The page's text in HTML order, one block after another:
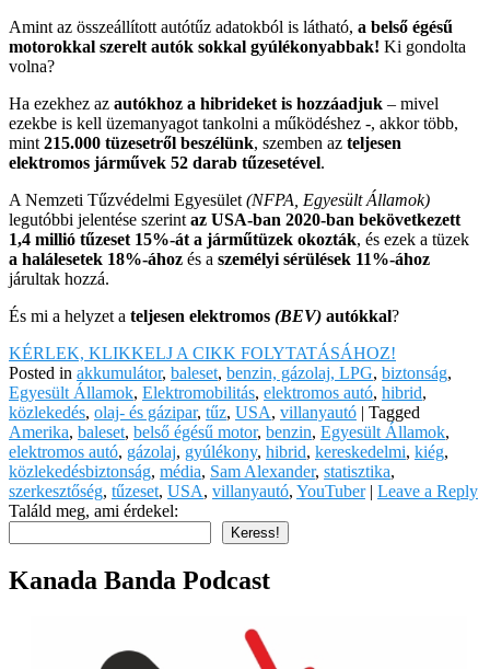
Amint az összeállított autótűz adatokból is látható, a belső égésű
motorokkal szerelt autók sokkal gyúlékonyabbak! Ki gondolta
volna?
Ha ezekhez az autókhoz a hibrideket is hozzáadjuk – mivel
ezekbe is kell üzemanyagot tankolni a működéshez -, akkor több,
mint 215.000 tüzesetről beszélünk, szemben az teljesen
elektromos járművek 52 darab tűzesetével.
A Nemzeti Tűzvédelmi Egyesület (NFPA, Egyesült Államok)
legutóbbi jelentése szerint az USA-ban 2020-ban bekövetkezett
1,4 millió tűzeset 15%-át a járműtüzek okozták, és ezek a tüzek
a halálesetek 18%-ához és a személyi sérülések 11%-ához
járultak hozzá.
És mi a helyzet a teljesen elektromos (BEV) autókkal?
KÉRLEK, KLIKKELJ A CIKK FOLYTATÁSÁHOZ!
Posted in akkumulátor, baleset, benzin, gázolaj, LPG, biztonság,
Egyesült Államok, Elektromobilitás, elektromos autó, hibrid,
közlekedés, olaj- és gázipar, tűz, USA, villanyautó | Tagged
Amerika, baleset, belső égésű motor, benzin, Egyesült Államok,
elektromos autó, gázolaj, gyúlékony, hibrid, kereskedelmi, kiég,
közlekedésbiztonság, média, Sam Alexander, statisztika,
szerkesztőség, tűzeset, USA, villanyautó, YouTuber | Leave a Reply
Találd meg, ami érdekel:
Keress!
Kanada Banda Podcast